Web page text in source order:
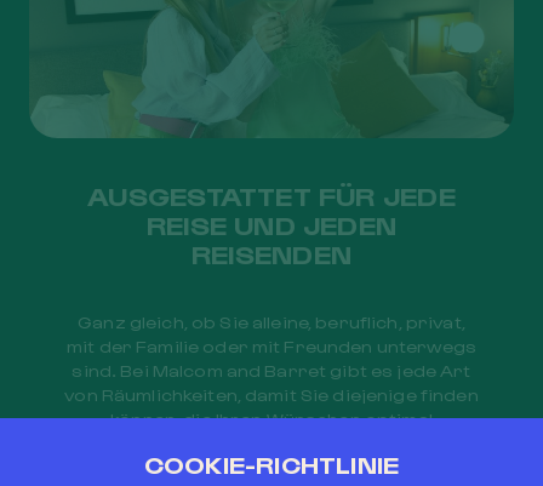
COOKIE-RICHTLINIE
AUSGESTATTET FÜR JEDE
REISE UND JEDEN
REISENDEN
Ganz gleich, ob Sie alleine, beruflich, privat,
mit der Familie oder mit Freunden unterwegs
sind. Bei Malcom and Barret gibt es jede Art
von Räumlichkeiten, damit Sie diejenige finden
können, die Ihren Wünschen optimal